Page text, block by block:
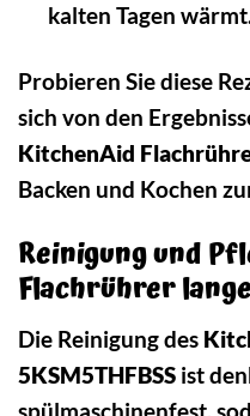
kalten Tagen
Probieren Sie diese
sich von den
KitchenAid
Backen und Kochen
Reinigung und
Flachrührer
Die Reinigung des
5KSM5THFBSS ist
spülmaschinenfest,